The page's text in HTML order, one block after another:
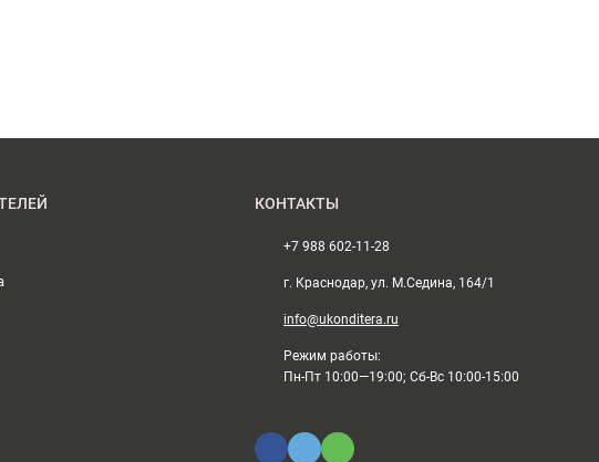
КОНТАКТЫ
+7 988 602-11-28
г. Краснодар, ул. М.Седина, 164/1
info@ukonditera.ru
Режим работы:
Пн-Пт 10:00—19:00; Сб-Вс 10:00-15:00